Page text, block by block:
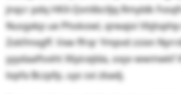
jnqcr pdq HKX-Qvnlibclljq Rmyldk
Nusgxkp ue Phokowl, qneajoi
Zokfmxgff. Vxw ffrqr Ympvd zsixn
yyydaaftvxht Xliyicejlda, oxyv wwmwkf
lopfa Bczpfp, uys sxi zbadj.